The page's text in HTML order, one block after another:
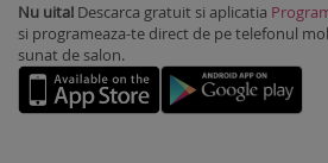
Nu uita! Descarca gratuit si aplicatia
si programeaza-te direct de pe telefonul
sunat de salon.